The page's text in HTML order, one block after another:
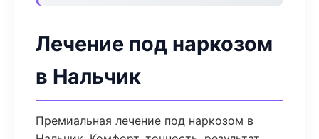
Лечение под наркозом
в Нальчик
Премиальная лечение под наркозом в